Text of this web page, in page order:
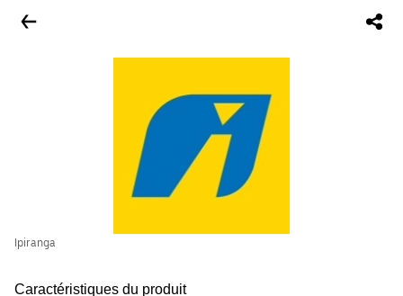
Ipiranga
Caractéristiques du produit